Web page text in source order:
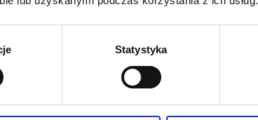
Statystyka
MAN: CAŁKIEM NOWY DZIEŃ